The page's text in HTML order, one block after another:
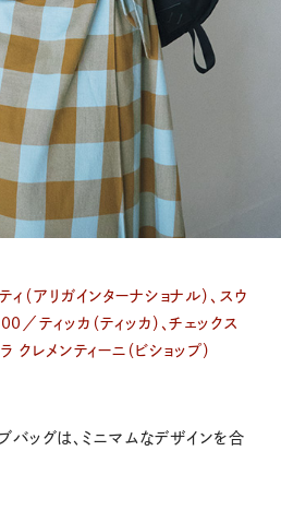
（アリガインターナショナル）、スウ
ティッカ（ティッカ）、チェックス
レメンティーニ（ビショップ）
ッグは、ミニマムなデザインを合